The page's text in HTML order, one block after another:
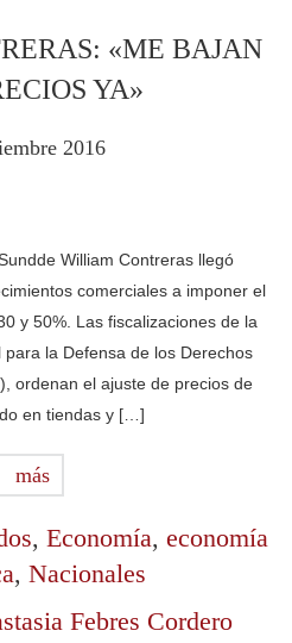
«ME BAJAN
YA»
2016
William Contreras llegó
comerciales a imponer el
y 50%. Las fiscalizaciones de la
la Defensa de los Derechos
ordenan el ajuste de precios de
en tiendas y […]
más
, Economía, economía
, Nacionales
Febres Cordero